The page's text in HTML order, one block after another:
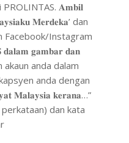
PROLINTAS. 𝐀𝐦𝐛𝐢𝐥
𝐌𝐞𝐫𝐝𝐞𝐤𝐚’ dan
Facebook/Instagram
𝐠𝐚𝐦𝐛𝐚𝐫 𝐝𝐚𝐧
akaun anda dalam
anda dengan
𝐌𝐚𝐥𝐚𝐲𝐬𝐢𝐚 𝐤𝐞𝐫𝐚𝐧𝐚…”
dan kata